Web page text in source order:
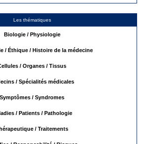
Les thématiques
Biologie / Physiologie
/ Éthique / Histoire de la médecine
/ Organes / Tissus
/ Spécialités médicales
Symptômes / Syndromes
/ Patients / Pathologie
/ Traitements